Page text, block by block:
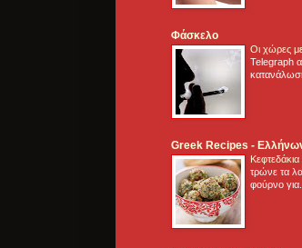
Φάσκελο
Οι χώρες
Telegraph
Greek Recipes -
τρώνε τα
φούρνο για...